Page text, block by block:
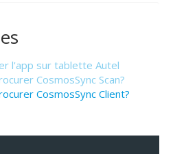
l'app sur tablette Autel
CosmosSync Scan?
CosmosSync Client?